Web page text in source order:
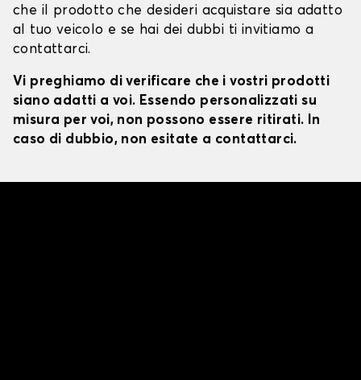
che il prodotto che desideri acquistare sia adatto
al tuo veicolo e se hai dei dubbi ti invitiamo a
contattarci.
Vi preghiamo di verificare che i vostri prodotti
siano adatti a voi. Essendo personalizzati su
misura per voi, non possono essere ritirati. In
caso di dubbio, non esitate a contattarci.